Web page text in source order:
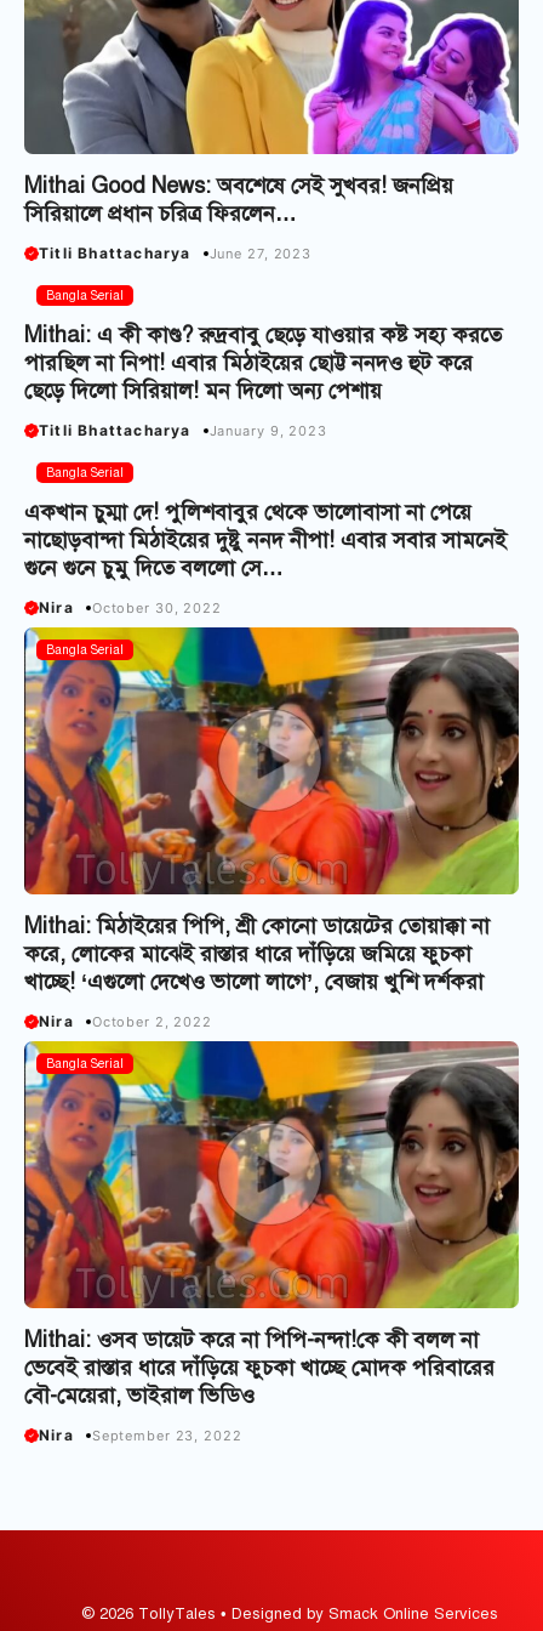
Mithai Good News: অবশেষে সেই সুখবর! জনপ্রিয়
সিরিয়ালে প্রধান চরিত্র ফিরলেন…
Titli Bhattacharya June 27, 2023
Bangla Serial
Mithai: এ কী কাণ্ড? রুদ্রবাবু ছেড়ে যাওয়ার কষ্ট সহ্য করতে
পারছিল না নিপা! এবার মিঠাইয়ের ছোট্ট ননদও হুট করে
ছেড়ে দিলো সিরিয়াল! মন দিলো অন্য পেশায়
Titli Bhattacharya January 9, 2023
Bangla Serial
একখান চুম্মা দে! পুলিশবাবুর থেকে ভালোবাসা না পেয়ে
নাছোড়বান্দা মিঠাইয়ের দুষ্টু ননদ নীপা! এবার সবার সামনেই
গুনে গুনে চুমু দিতে বললো সে…
Nira October 30, 2022
Bangla Serial
Mithai: মিঠাইয়ের পিপি, শ্রী কোনো ডায়েটের তোয়াক্কা না
করে, লোকের মাঝেই রাস্তার ধারে দাঁড়িয়ে জমিয়ে ফুচকা
খাচ্ছে! ‘এগুলো দেখেও ভালো লাগে’, বেজায় খুশি দর্শকরা
Nira October 2, 2022
Bangla Serial
Mithai: ওসব ডায়েট করে না পিপি-নন্দা!কে কী বলল না
ভেবেই রাস্তার ধারে দাঁড়িয়ে ফুচকা খাচ্ছে মোদক পরিবারের
বৌ-মেয়েরা, ভাইরাল ভিডিও
Nira September 23, 2022
© 2026 TollyTales • Designed by Smack Online Services